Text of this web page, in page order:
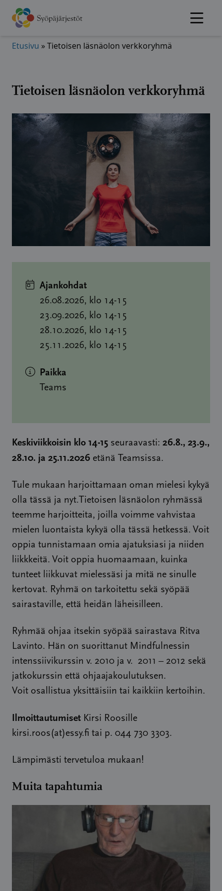
Hyppää
sisältöön
Etusivu »Tietoisen läsnäolon verkkoryhmä
Tietoisen läsnäolon verkkoryhmä
Ajankohdat
26.08.2026, klo 14-15
23.09.2026, klo 14-15
28.10.2026, klo 14-15
25.11.2026, klo 14-15
Paikka
Teams
Keskiviikkoisin klo 14-15 seuraavasti: 26.8., 23.9.,
28.10. ja 25.11.2026 etänä Teamsissa.
Tule mukaan harjoittamaan oman mielesi kykyä
olla tässä ja nyt.Tietoisen läsnäolon ryhmässä
teemme harjoitteita, joilla voimme vahvistaa
mielen luontaista kykyä olla tässä hetkessä. Voit
oppia tunnistamaan omia ajatuksiasi ja niiden
liikkkeitä. Voit oppia huomaamaan, kuinka
tunteet liikkuvat mielessäsi ja mitä ne sinulle
kertovat. Ryhmä on tarkoitettu sekä syöpää
sairastaville, että heidän läheisilleen.
Ryhmää ohjaa itsekin syöpää sairastava Ritva
Lavinto. Hän on suorittanut Mindfulnessin
intenssiivikurssin v. 2010 ja v. 2011 – 2012 sekä
jatkokurssin että ohjaajakoulutuksen.
Voit osallistua yksittäisiin tai kaikkiin kertoihin.
Ilmoittautumiset Kirsi Roosille
kirsi.roos(at)essy.fi tai p. 044 730 3303.
Lämpimästi tervetuloa mukaan!
Muita tapahtumia